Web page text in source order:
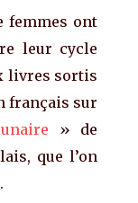
femmes ont
leur cycle
livres sortis
français sur
» de
que l’on